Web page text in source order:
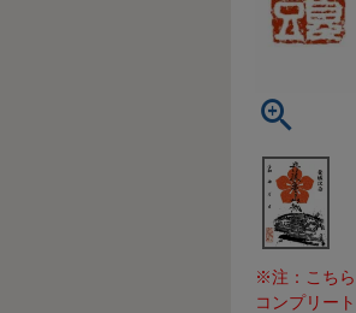
※注：こちら
コンプリー